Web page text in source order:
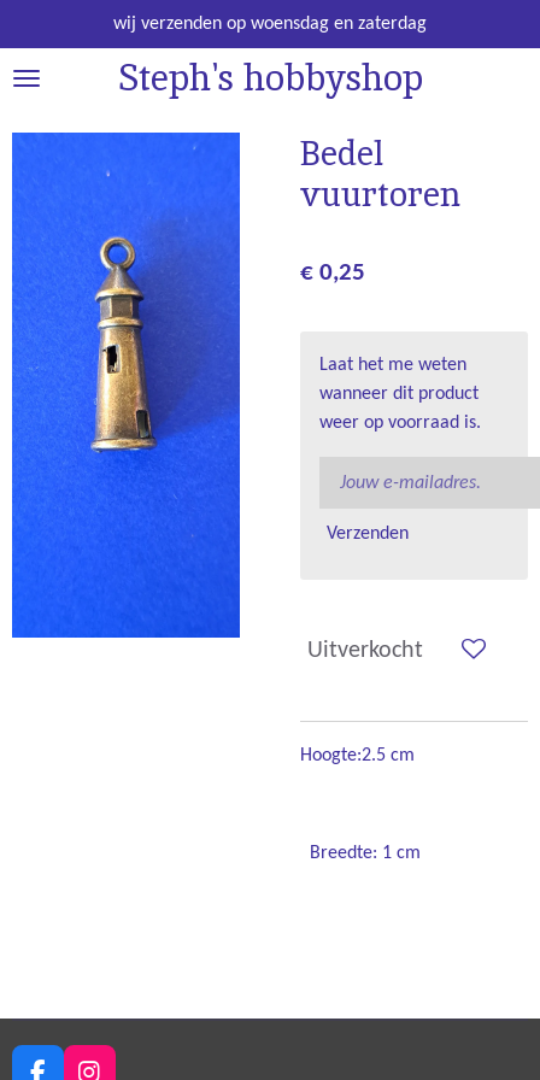
direct
naar
Steph's hobbyshop
wij verzenden op woensdag en zaterdag
Bedel
vuurtoren
€ 0,25
Laat het me weten
wanneer dit product
weer op voorraad is.
Verzenden
Uitverkocht
Hoogte:2.5 cm
Breedte: 1 cm